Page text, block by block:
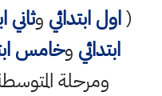
(اول ابتدائي وثاني
ابتدائي وخامس
ومرحلة